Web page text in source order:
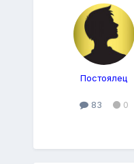
Постоялец
83 0